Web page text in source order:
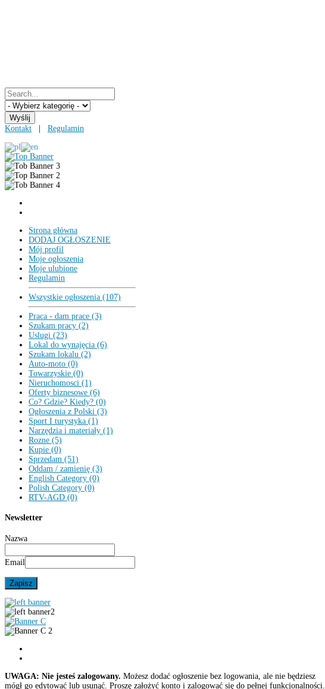
Kontakt Regulamin
Strona główna
DODAJ OGŁOSZENIE
Mój profil
Moje ogłoszenia
Moje ulubione
Regulamin
Wszystkie ogłoszenia (107)
Praca - dam prace (3)
Szukam pracy (2)
Uslugi (23)
Lokal do wynajęcia (6)
Szukam lokalu (2)
Auto-moto (0)
Towarzyskie (0)
Nieruchomosci (1)
Oferty biznesowe (6)
Co? Gdzie? Kiedy? (0)
Ogłoszenia z Polski (3)
Sport I turystyka (1)
Narzędzia i materiały (1)
Rozne (5)
Kupie (0)
Sprzedam (51)
Oddam / zamienię (3)
English Category (0)
Polish Category (0)
RTV-AGD (0)
Newsletter
Nazwa
Email
UWAGA: Nie jesteś zalogowany. Możesz dodać ogłoszenie bez logowania, ale nie będziesz
mógł go edytować lub usunąć. Proszę założyć konto i zalogować się do pełnej funkcjonalności.